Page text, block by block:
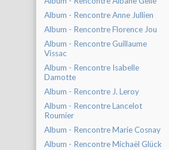
Album - Rencontre Anne Jullien
Album - Rencontre Florence Jou
Album - Rencontre Guillaume
Vissac
Album - Rencontre Isabelle
Damotte
Album - Rencontre J. Leroy
Album - Rencontre Lancelot
Roumier
Album - Rencontre Marie Cosnay
Album - Rencontre Michaël Glück